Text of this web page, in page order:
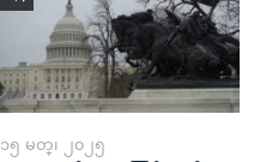
၁၅ မတ္၊ ၂၀၂၅